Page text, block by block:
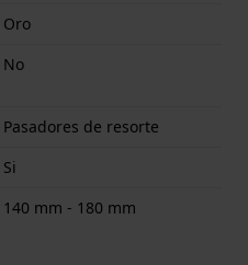
Oro
No
Pasadores de resorte
Si
140 mm - 180 mm